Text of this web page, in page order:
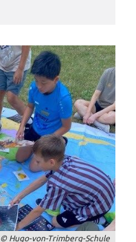
© Hugo-von-Trim­berg-Schu­le